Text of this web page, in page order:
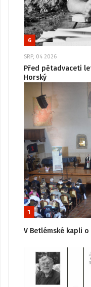
6
SRP, 04 2026
Před pětadvaceti
Horský
1
V Betlémské kapli